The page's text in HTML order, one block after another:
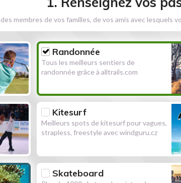
membres de vos familles, de vos amis avec
Randonnée
Tous les meilleurs sentiers de
randonnée grâce à alltrails.com
Kitesurf
Meilleurs spots de kitesurf pour vagues,
strapless, freestyle avec windguru.cz
Skateboard